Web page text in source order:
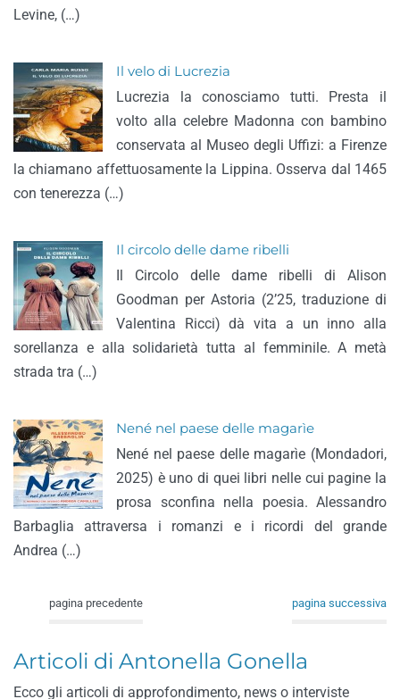
Levine, (…)
Il velo di Lucrezia
Lucrezia la conosciamo tutti. Presta il
volto alla celebre Madonna con bambino
conservata al Museo degli Uffizi: a Firenze
la chiamano affettuosamente la Lippina. Osserva dal 1465
con tenerezza (…)
Il circolo delle dame ribelli
Il Circolo delle dame ribelli di Alison
Goodman per Astoria (2’25, traduzione di
Valentina Ricci) dà vita a un inno alla
sorellanza e alla solidarietà tutta al femminile. A metà
strada tra (…)
Nené nel paese delle magarìe
Nené nel paese delle magarìe (Mondadori,
2025) è uno di quei libri nelle cui pagine la
prosa sconfina nella poesia. Alessandro
Barbaglia attraversa i romanzi e i ricordi del grande
Andrea (…)
pagina precedente pagina successiva
Articoli di Antonella Gonella
Ecco gli articoli di approfondimento, news o interviste